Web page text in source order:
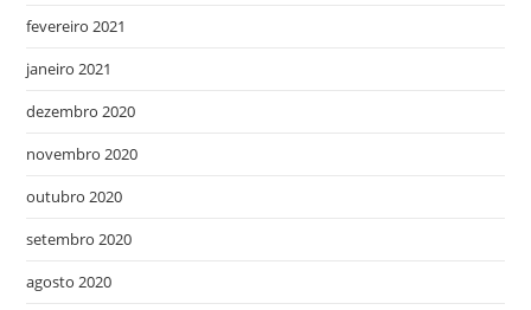
fevereiro 2021
janeiro 2021
dezembro 2020
novembro 2020
outubro 2020
setembro 2020
agosto 2020